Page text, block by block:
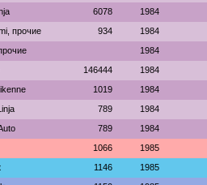
6078 1984
прочие 934 1984
1984
146444 1984
1019 1984
789 1984
789 1984
1066 1985
1146 1985